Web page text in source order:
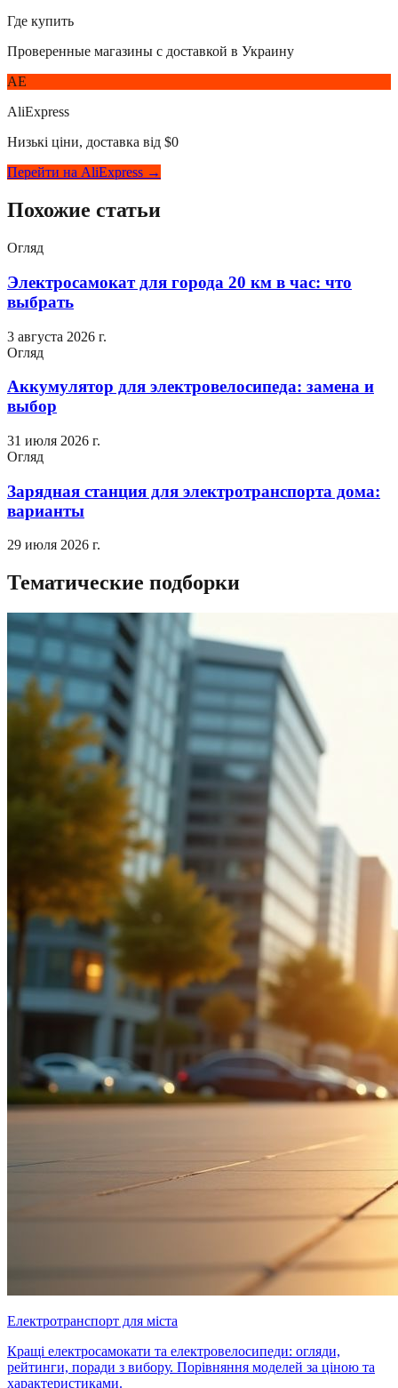
Где купить
Проверенные магазины с доставкой в Украину
AE
AliExpress
Низькі ціни, доставка від $0
Перейти на AliExpress →
Похожие статьи
Огляд
Электросамокат для города 20 км в час: что
выбрать
3 августа 2026 г.
Огляд
Аккумулятор для электровелосипеда: замена и
выбор
31 июля 2026 г.
Огляд
Зарядная станция для электротранспорта дома:
варианты
29 июля 2026 г.
Тематические подборки
Електротранспорт для міста
Кращі електросамокати та електровелосипеди: огляди,
рейтинги, поради з вибору. Порівняння моделей за ціною та
характеристиками.